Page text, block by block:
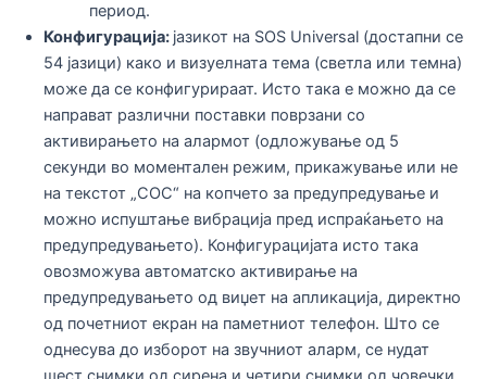
период.
Конфигурација: јазикот на SOS Universal (достапни се
54 јазици) како и визуелната тема (светла или темна)
може да се конфигурираат. Исто така е можно да се
направат различни поставки поврзани со
активирањето на алармот (одложување од 5
секунди во моментален режим, прикажување или не
на текстот „СОС“ на копчето за предупредување и
можно испуштање вибрација пред испраќањето на
предупредувањето). Конфигурацијата исто така
овозможува автоматско активирање на
предупредувањето од виџет на апликација, директно
од почетниот екран на паметниот телефон. Што се
однесува до изборот на звучниот аларм, се нудат